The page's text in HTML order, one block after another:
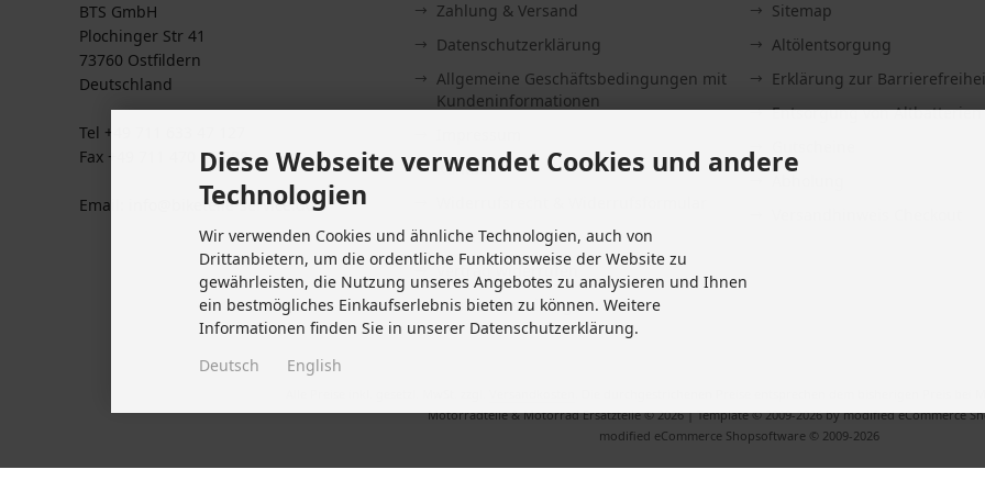
BTS GmbH
Plochinger Str 41
73760 Ostfildern
Deutschland
Tel +49 711 633 47 127
Fax +49 711 470 76 588
Email: info@biketeile-service.de
Zahlung & Versand
Datenschutzerklärung
Allgemeine Geschäftsbedingungen mit
Kundeninformationen
Kontakt
Lieferzeit
Vertrag widerrufen
Cookie Einstellungen
Sitemap
Altölentsorgung
Erklärung zur
Entsorgung von Altbatterien
Motorradteile & Motorrad Ersatzteile © 2026 | Template © 2009-2026 by modified eCommerce
modified eCommerce Shopsoftware © 2009-2026
Diese Webseite verwendet Cookies und andere
Technologien
Wir verwenden Cookies und ähnliche Technologien, auch von
Drittanbietern, um die ordentliche Funktionsweise der Website zu
gewährleisten, die Nutzung unseres Angebotes zu analysieren und Ihnen
ein bestmögliches Einkaufserlebnis bieten zu können. Weitere
Informationen finden Sie in unserer Datenschutzerklärung.
Deutsch English